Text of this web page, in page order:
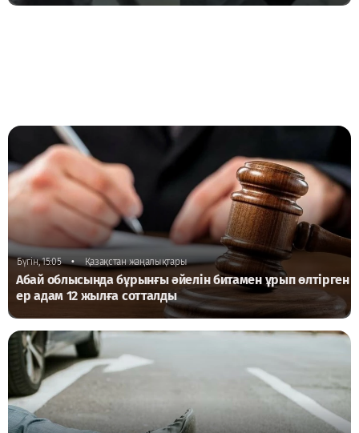
Бүгін, 15:05 • Қазақстан жаңалықтары
Абай облысында бұрынғы әйелін битамен ұрып өлтірген
ер адам 12 жылға сотталды